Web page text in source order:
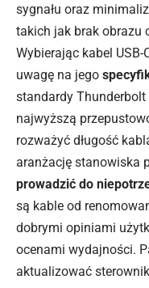
sygnału oraz
takich jak brak obrazu
Wybierając kabel
uwagę na jego
standardy
najwyższą
rozważyć długość
aranżację stanowiska
prowadzić do
są kable od
dobrymi opiniami
ocenami wydajności.
aktualizować